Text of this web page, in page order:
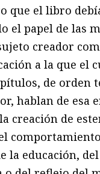
que el libro
el papel de las
creador
a la que el
de orden
hablan de esa
creación de
la educación,